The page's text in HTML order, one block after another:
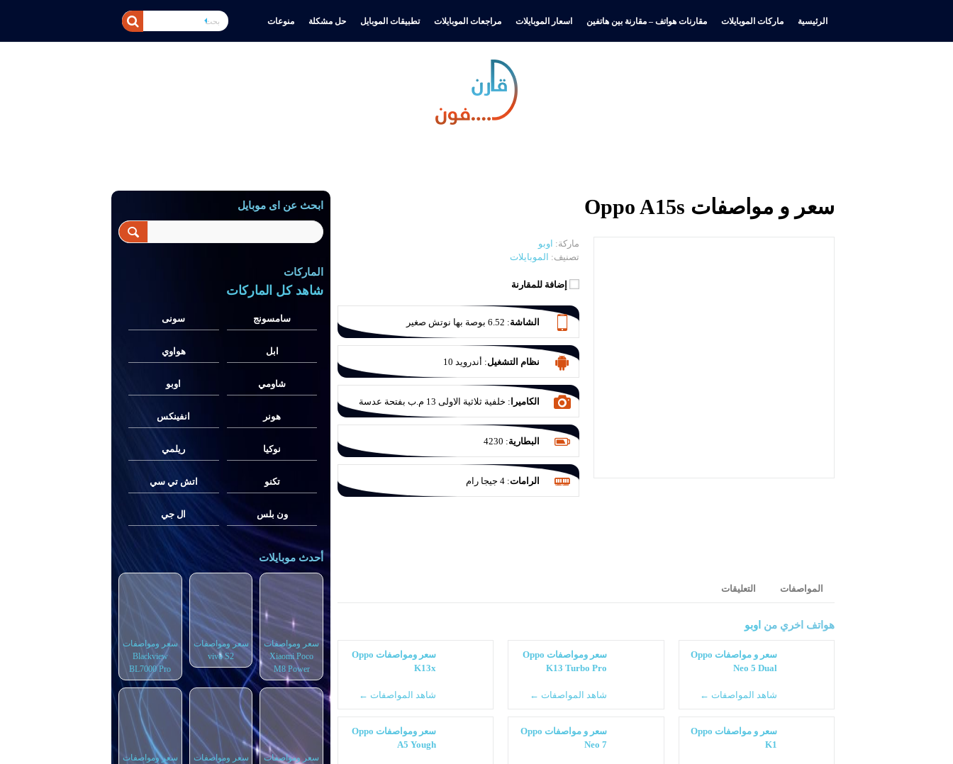
الرئيسية ماركات الموبايلات مقارنات هواتف – مقارنة بين هاتفين اسعار الموبايلات مراجعات الموبايلات تطبيقات الموبايل حل مشكلة منوعات
سعر و مواصفات Oppo A15s
ماركة: اوبو
تصنيف: الموبايلات
إضافة للمقارنة
الشاشة: 6.52 بوصة بها نوتش صغير
نظام التشغيل: أندرويد 10
الكاميرا :
خلفية ثلاثية الاولى 13 م.ب بفتحة عدسة
F/2.2 والثانية 2 م.ب للماكرو بفتحة عدسة F/2.4
والاخيرة 2 م.ب للعزل بفتحة عدسة F/2.4
البطارية:
4230
الرامات:4 جيجا رام
المواصفات التعليقات
هواتف اخري من اوبو
سعر و مواصفات Oppo
Neo 5 Dual
شاهد المواصفات ←
سعر ومواصفات Oppo
K13 Turbo Pro
شاهد المواصفات ←
سعر ومواصفات Oppo
K13x
شاهد المواصفات ←
سعر و مواصفات Oppo
K1
سعر و مواصفات Oppo
Neo 7
سعر ومواصفات Oppo
A5 Yough
ابحث عن اى موبايل
الماركات
شاهد كل الماركات
سامسونج سونى
ابل هواوي
شاومي اوبو
هونر انفينكس
نوكيا ريلمي
تكنو اتش تي سي
ون بلس ال جي
أحدث موبايلات
سعر ومواصفات
Xiaomi Poco
M8 Power
سعر ومواصفات
vivo S2
سعر ومواصفات
Blackview
BL7000 Pro
سعر ومواصفات
سعر ومواصفات
سعر ومواصفات